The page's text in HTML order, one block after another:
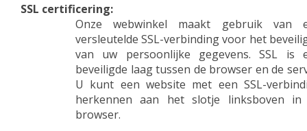
SSL certificering:
Onze webwinkel maakt gebruik van
versleutelde SSL-verbinding voor het
van uw persoonlijke gegevens. SSL is
beveiligde laag tussen de browser en de
U kunt een website met een SSL-
herkennen aan het slotje linksboven in
browser.